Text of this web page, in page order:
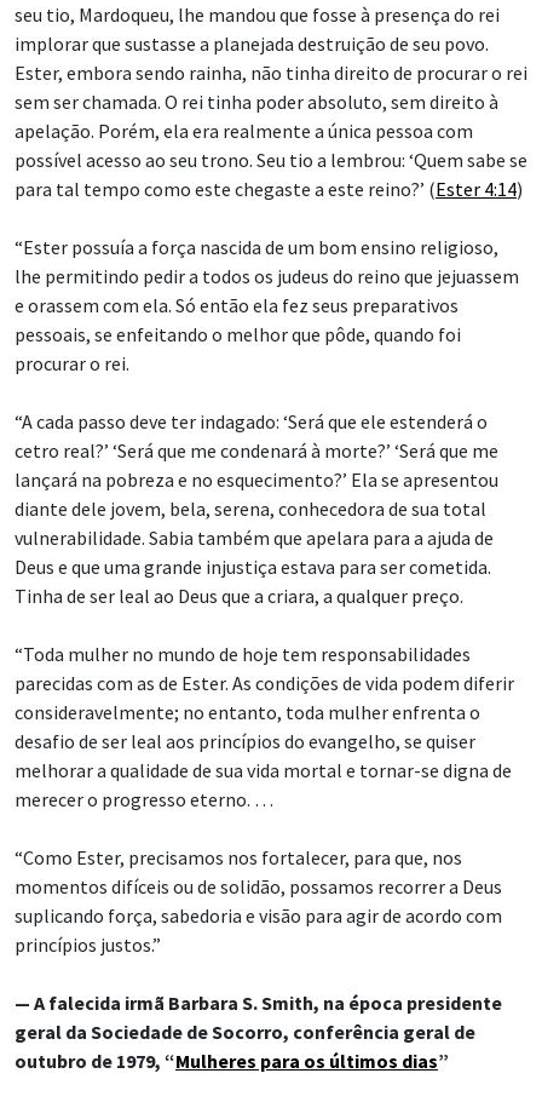
seu tio, Mardoqueu, lhe mandou que fosse à presença do rei
implorar que sustasse a planejada destruição de seu povo.
Ester, embora sendo rainha, não tinha direito de procurar o rei
sem ser chamada. O rei tinha poder absoluto, sem direito à
apelação. Porém, ela era realmente a única pessoa com
possível acesso ao seu trono. Seu tio a lembrou: ‘Quem sabe se
para tal tempo como este chegaste a este reino?’ (Ester 4:14)
“Ester possuía a força nascida de um bom ensino religioso,
lhe permitindo pedir a todos os judeus do reino que jejuassem
e orassem com ela. Só então ela fez seus preparativos
pessoais, se enfeitando o melhor que pôde, quando foi
procurar o rei.
“A cada passo deve ter indagado: ‘Será que ele estenderá o
cetro real?’ ‘Será que me condenará à morte?’ ‘Será que me
lançará na pobreza e no esquecimento?’ Ela se apresentou
diante dele jovem, bela, serena, conhecedora de sua total
vulnerabilidade. Sabia também que apelara para a ajuda de
Deus e que uma grande injustiça estava para ser cometida.
Tinha de ser leal ao Deus que a criara, a qualquer preço.
“Toda mulher no mundo de hoje tem responsabilidades
parecidas com as de Ester. As condições de vida podem diferir
consideravelmente; no entanto, toda mulher enfrenta o
desafio de ser leal aos princípios do evangelho, se quiser
melhorar a qualidade de sua vida mortal e tornar-se digna de
merecer o progresso eterno. …
“Como Ester, precisamos nos fortalecer, para que, nos
momentos difíceis ou de solidão, possamos recorrer a Deus
suplicando força, sabedoria e visão para agir de acordo com
princípios justos.”
— A falecida irmã Barbara S. Smith, na época presidente
geral da Sociedade de Socorro, conferência geral de
outubro de 1979, “Mulheres para os últimos dias”